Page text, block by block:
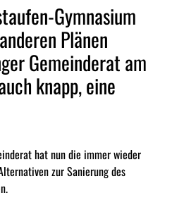
Gymnasium
Plänen
Gemeinderat am
knapp, eine
hat nun die immer wieder
zur Sanierung des